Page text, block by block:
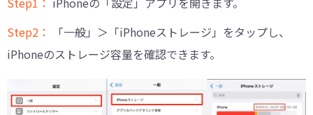
Step2：
「一般」＞「iPhoneストレージ」をタップし、
iPhoneのストレージ容量を確認できます。